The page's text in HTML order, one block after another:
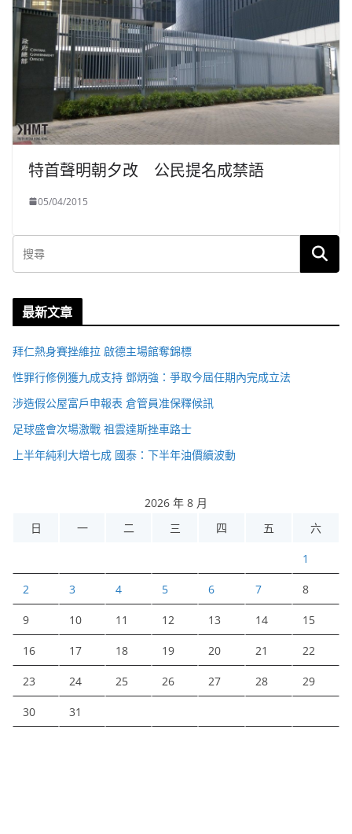
特首聲明朝夕改 公民提名成禁語
05/04/2015
最新文章
拜仁熱身賽挫維拉 啟德主場館奪錦標
性罪行修例獲九成支持 鄧炳強：爭取今屆任期內完成立法
涉造假公屋富戶申報表 倉管員准保釋候訊
足球盛會次場激戰 祖雲達斯挫車路士
上半年純利大增七成 國泰：下半年油價續波動
2026 年 8 月
日
一 二 三 四 五 六
1
2 3 4 5 6 7 8
9 10 11 12 13 14 15
16 17 18 19 20 21 22
23 24 25 26 27 28 29
30 31